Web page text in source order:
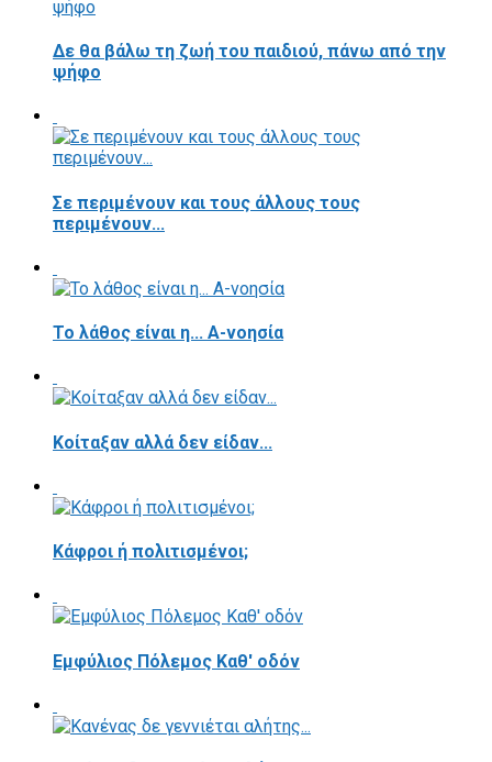
Δε θα βάλω τη ζωή του παιδιού, πάνω από την
ψήφο
Σε περιμένουν και τους άλλους τους
περιμένουν...
Το λάθος είναι η... Α-νοησία
Κοίταξαν αλλά δεν είδαν...
Κάφροι ή πολιτισμένοι;
Εμφύλιος Πόλεμος Καθ' οδόν